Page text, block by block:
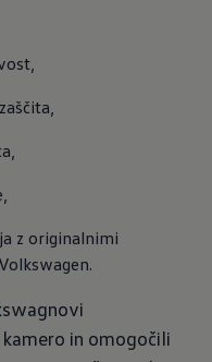
z originalnimi
in omogočili